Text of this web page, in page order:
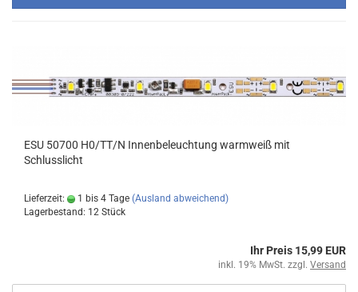
ESU 50700 H0/TT/N Innenbeleuchtung warmweiß mit
Schlusslicht
Lieferzeit: 1 bis 4 Tage (Ausland abweichend)
Lagerbestand: 12 Stück
Ihr Preis 15,99 EUR
inkl. 19% MwSt. zzgl. Versand